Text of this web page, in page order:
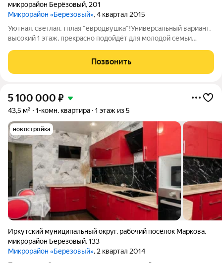
микрорайон Берёзовый, 201
Микрорайон «Березовый», 4 квартал 2015
Уютная, светлая, тплая "евродвушка"!Универсальный вариант,
высокий 1 этаж, прекрасно подойдёт для молодой семьи
также как инвестиционный проект, квартиры в этой локации
толькo дopожают, так
Позвонить
5 100 000 ₽
43,5 м² 1-комн. квартира 1 этаж из 5
новостройка
Иркутский муниципальный округ, рабочий посёлок Маркова,
микрорайон Берёзовый,133
Микрорайон «Березовый», 2 квартал 2014